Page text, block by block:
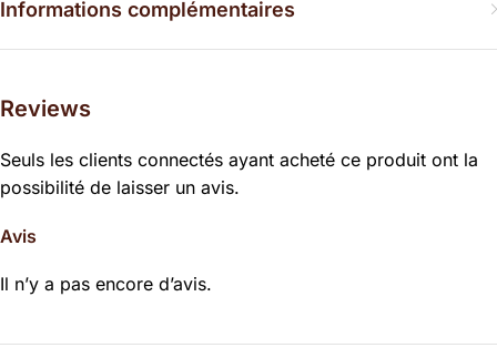
Informations complémentaires
Reviews
Avis
Il n’y a pas encore d’avis.
Seuls les clients connectés ayant acheté ce produit ont la
possibilité de laisser un avis.